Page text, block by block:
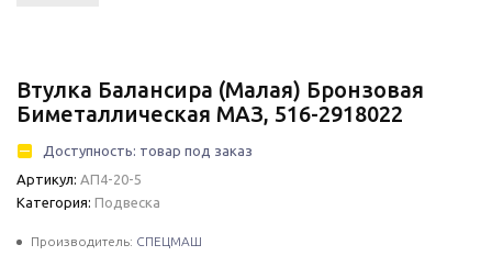
Втулка Балансира (малая) Бронзовая
Биметаллическая МАЗ, 516-2918022
Доступность: товар под заказ
Артикул: АП4-20-5
Категория: Подвеска
Производитель: СПЕЦМАШ